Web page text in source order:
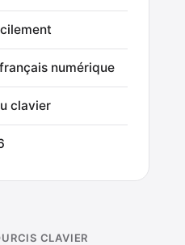
numérique
clavier
CLAVIER